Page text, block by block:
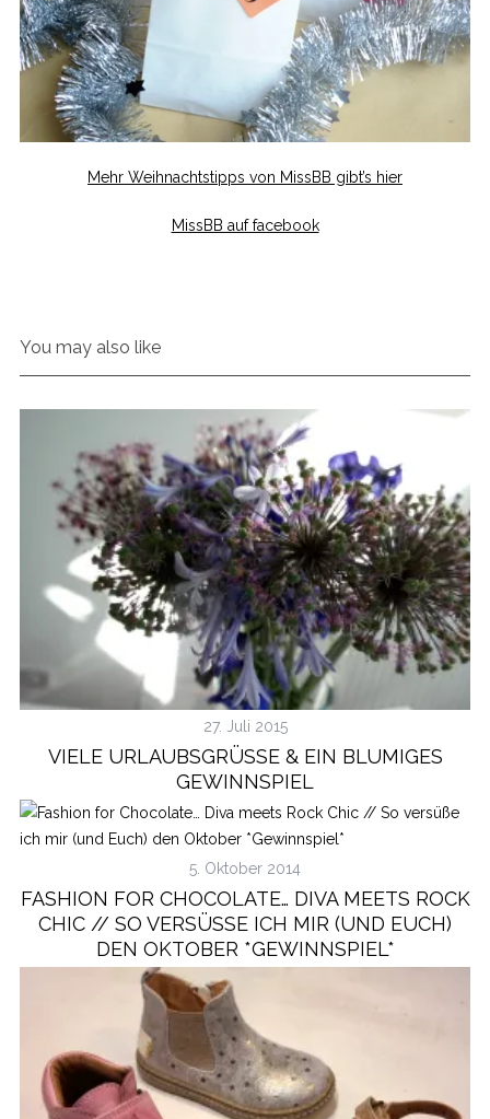
Mehr Weihnachtstipps von MissBB gibt’s hier
MissBB auf facebook
You may also like
27. Juli 2015
VIELE URLAUBSGRÜSSE & EIN BLUMIGES
GEWINNSPIEL
5. Oktober 2014
FASHION FOR CHOCOLATE… DIVA MEETS ROCK
CHIC // SO VERSÜSSE ICH MIR (UND EUCH) D
EN OKTOBER *GEWINNSPIEL*